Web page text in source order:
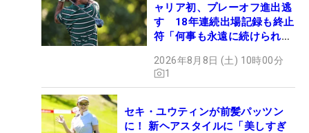
ャリア初、プレーオフ進出逃
す 18年連続出場記録も終止
符「何事も永遠に続けられな
2026年8月8日 (土) 10時00分
1
セキ・ユウティンが前髪パッツン
に！ 新ヘアスタイルに「美しすぎ